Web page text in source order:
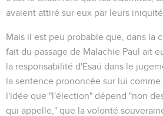
avaient attiré sur eux par leurs
Mais il est peu probable que, dans la
fait du passage de Malachie Paul ait
la responsabilité d'Esaü dans le
la sentence prononcée sur lui
l'idée que "l'élection" dépend "non
qui appelle," que la volonté